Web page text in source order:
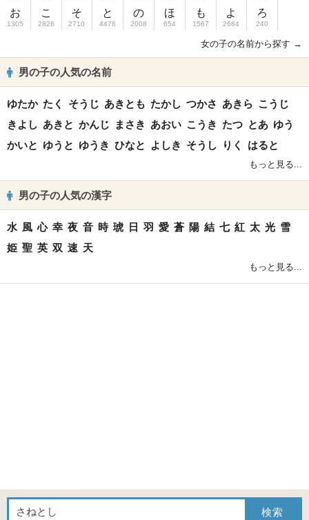
お
1305
こ
2826
そ
2710
と
4476
の
2008
ほ
654
も
1567
よ
2684
ろ
240
女の子の名前から探す →
男の子の人気の名前
ゆたか たく そうじ あきとも たかし つかさ あきら こうじ
きよし あきと かんじ まさき あおい こうき たつ とあ ゆう
かいと ゆうと ゆうき ひなと よしき そうし りく はると
もっと見る...
男の子の人気の漢字
水 風 心 幸 夜 音 時 琥 日 羽 愛 蒼 陽 結 七 紅 太 光 雪
姫 聖 英 双 速 天
もっと見る...